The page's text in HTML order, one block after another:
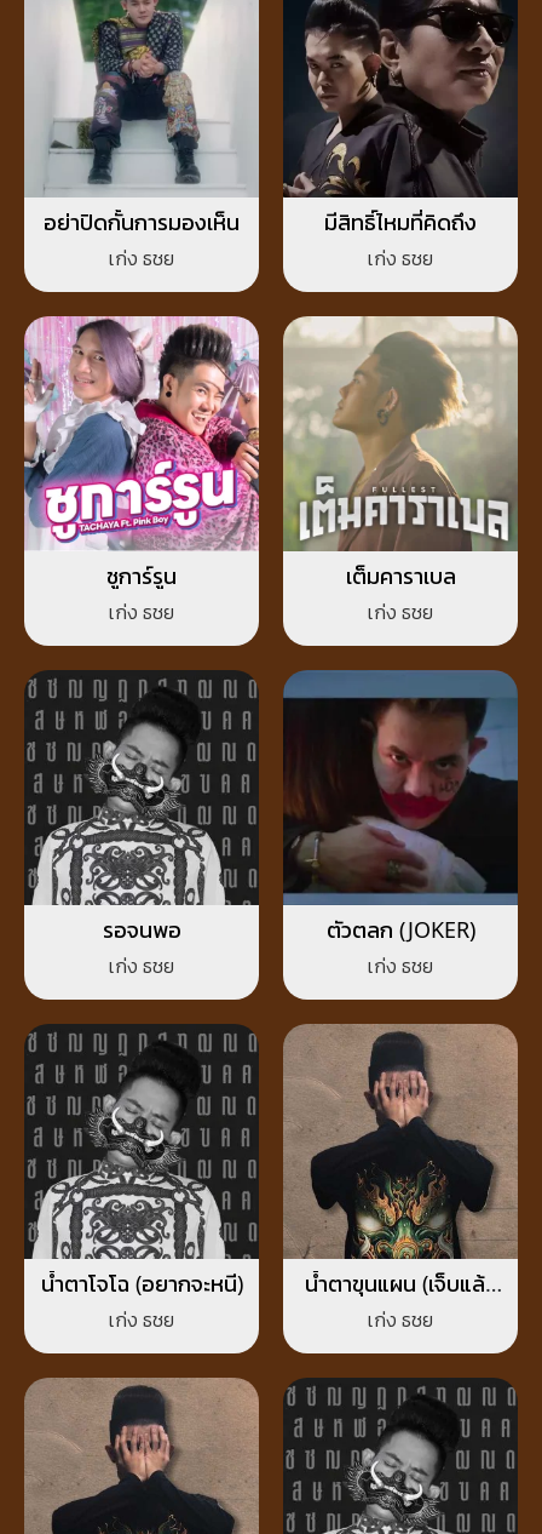
อย่าปิดกั้นการมองเห็น
เก่ง ธชย
มีสิทธิ์ไหมที่คิดถึง
เก่ง ธชย
ชูการ์รูน
เก่ง ธชย
เต็มคาราเบล
เก่ง ธชย
รอจนพอ
เก่ง ธชย
ตัวตลก (JOKER)
เก่ง ธชย
น้ำตาโจโฉ (อยากจะหนี)
เก่ง ธชย
น้ำตาขุนแผน (เจ็บแล้ว
ทำไมต้องรัก)
เก่ง ธชย